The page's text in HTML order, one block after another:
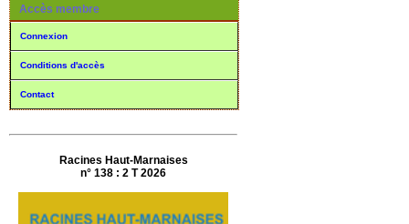
Accès membre
Connexion
Conditions d'accès
Contact
Racines Haut-Marnaises
n° 138 : 2 T 2026